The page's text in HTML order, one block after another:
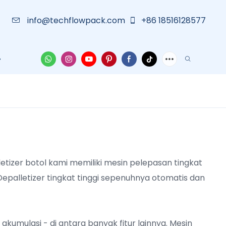
info@techflowpack.com +86 18516128577
Tentang Kami Wadah Pelindung Berita Besar
botol kami memiliki mesin pelepasan tingkat
tingkat tinggi sepenuhnya otomatis dan
- di antara banyak fitur lainnya. Mesin